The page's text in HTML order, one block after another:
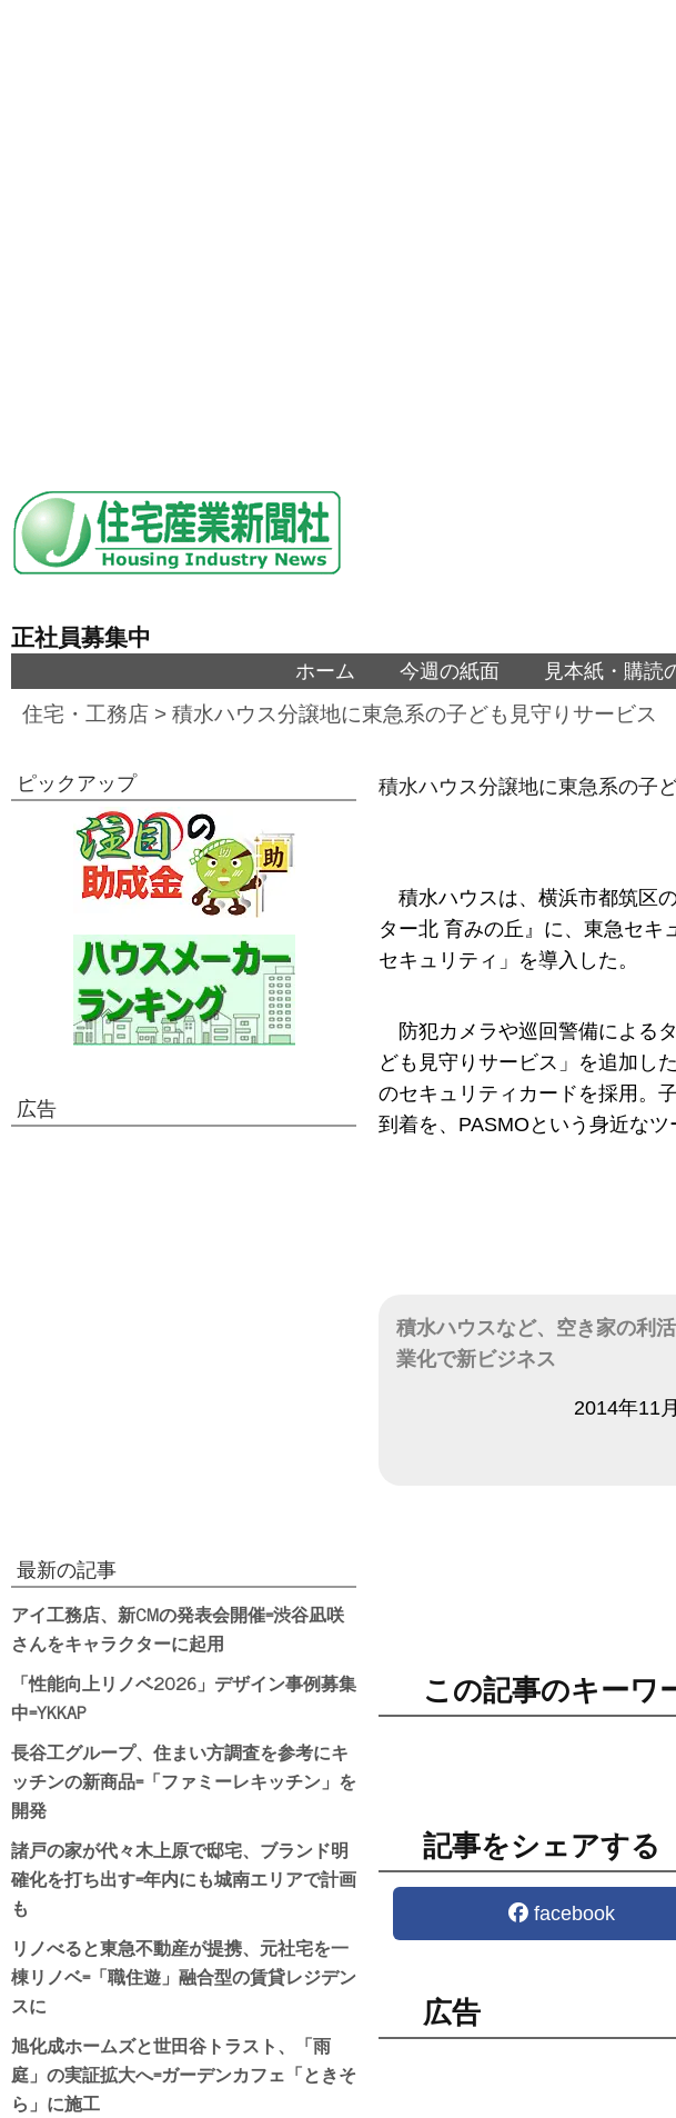
正社員募集中
ホーム 今週の紙面 見本紙・購読
住宅・工務店 > 積水ハウス分譲地に東急系の子ども見守りサービス
積水ハウス分譲地に東急系の子
積水ハウスは、横浜市都筑区
ター北 育みの丘』に、東急セキ
セキュリティ」を導入した。
防犯カメラや巡回警備による
ども見守りサービス」を追加し
のセキュリティカードを採用。
到着を、PASMOという身近なツ
積水ハウスなど、空き家の利
業化で新ビジネス
2014年11
この記事のキーワ
記事をシェアする
facebook
広告
ピックアップ
広告
最新の記事
アイ工務店、新CMの発表会開催=渋谷凪咲
さんをキャラクターに起用
「性能向上リノベ2026」デザイン事例募集
中=YKKAP
長谷工グループ、住まい方調査を参考にキ
ッチンの新商品=「ファミーレキッチン」を
開発
諸戸の家が代々木上原で邸宅、ブランド明
確化を打ち出す=年内にも城南エリアで計画
も
リノべると東急不動産が提携、元社宅を一
棟リノベ=「職住遊」融合型の賃貸レジデン
スに
旭化成ホームズと世田谷トラスト、「雨
庭」の実証拡大へ=ガーデンカフェ「ときそ
ら」に施工